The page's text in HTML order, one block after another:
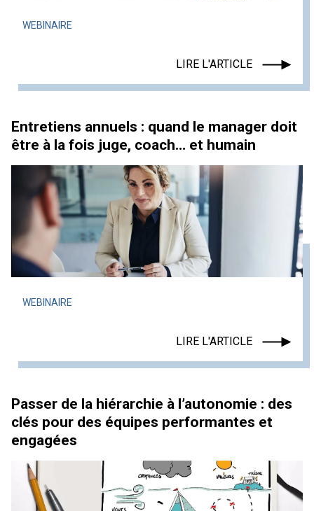
WEBINAIRE
LIRE L'ARTICLE
Entretiens annuels : quand le manager doit
être à la fois juge, coach… et humain
WEBINAIRE
LIRE L'ARTICLE
Passer de la hiérarchie à l’autonomie : des
clés pour des équipes performantes et
engagées